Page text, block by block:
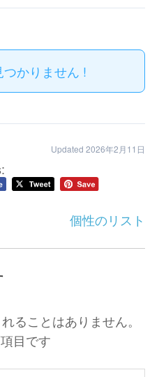
かりません !
Updated 2026年2月11日
個性のリスト
ることはありません。
目です